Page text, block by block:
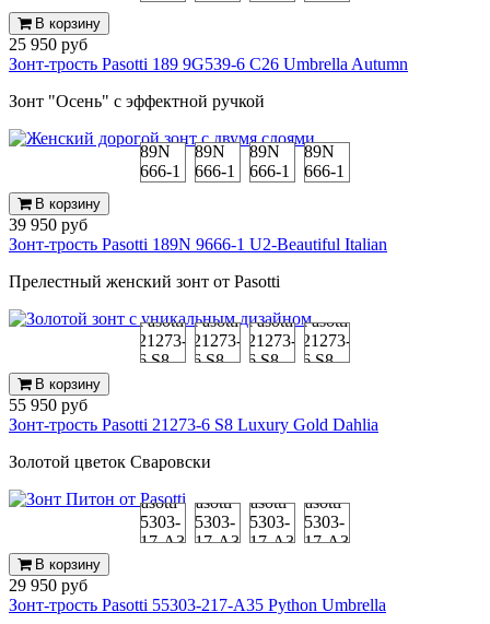
В корзину
25 950 руб
Зонт-трость Pasotti 189 9G539-6 C26 Umbrella Autumn
Зонт "Осень" с эффектной ручкой
В корзину
39 950 руб
Зонт-трость Pasotti 189N 9666-1 U2-Beautiful Italian
Прелестный женский зонт от Pasotti
В корзину
55 950 руб
Зонт-трость Pasotti 21273-6 S8 Luxury Gold Dahlia
Золотой цветок Сваровски
В корзину
29 950 руб
Зонт-трость Pasotti 55303-217-А35 Python Umbrella